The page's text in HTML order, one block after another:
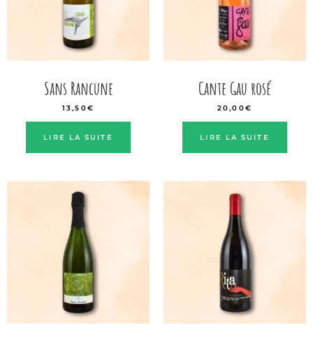
Sans Rancune
13,50€
LIRE LA SUITE
Cante Gau rosé
20,00€
LIRE LA SUITE